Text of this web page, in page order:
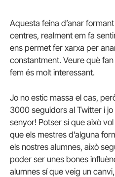
Aquesta feina d’anar
centres, realment em fa
ens permet fer xarxa per
constantment. Veure què
fem és molt interessant.
Jo no estic massa el cas,
3000 seguidors al Twitter i
senyor! Potser sí que això
que els mestres d’alguna
els nostres alumnes, això
poder ser unes bones
alumnes sí que veig un